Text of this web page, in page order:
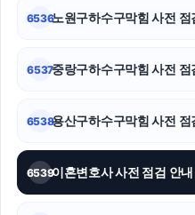
6536노원구하수구막힘 사전
6537중랑구하수구막힘 사전
6538용산구하수구막힘 사전
6539이혼변호사 사전 점검 안